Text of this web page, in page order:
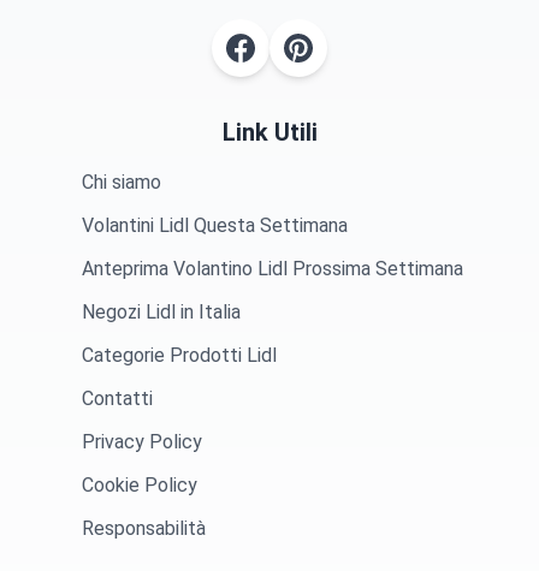
Link Utili
Chi siamo
Volantini Lidl Questa Settimana
Anteprima Volantino Lidl Prossima Settimana
Negozi Lidl in Italia
Categorie Prodotti Lidl
Contatti
Privacy Policy
Cookie Policy
Responsabilità